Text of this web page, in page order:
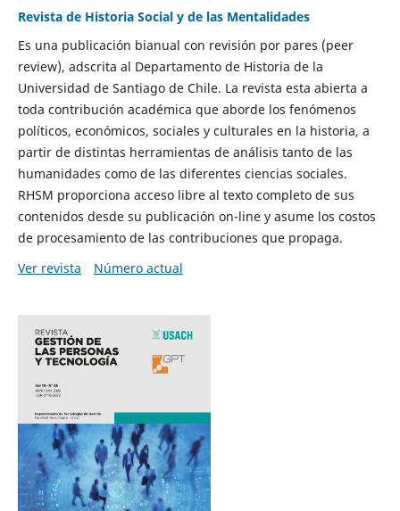
Revista de Historia Social y de las Mentalidades
Es una publicación bianual con revisión por pares (peer
review), adscrita al Departamento de Historia de la
Universidad de Santiago de Chile. La revista esta abierta a
toda contribución académica que aborde los fenómenos
políticos, económicos, sociales y culturales en la historia, a
partir de distintas herramientas de análisis tanto de las
humanidades como de las diferentes ciencias sociales.
RHSM proporciona acceso libre al texto completo de sus
contenidos desde su publicación on-line y asume los costos
de procesamiento de las contribuciones que propaga.
Ver revista
Número actual